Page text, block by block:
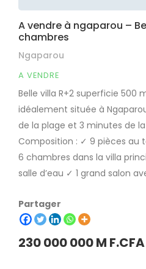
A vendre à ngaparou –
chambres
Ngaparou
A VENDRE
Belle villa R+2 superficie 500
idéalement située à
de la plage et 3 minutes de
Composition : ✓ 9 pièces au
6 chambres dans la villa
salle d’eau ✓ 1 grand salon
Partager
230 000 000 M F.CFA